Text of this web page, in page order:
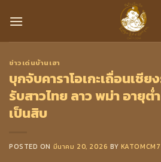
ข่าวเด่นบ้านเฮา
บุกจับคาราโอเกะเถื่อนเชี
รับสาวไทย ลาว พม่า อายุต่
เป็นสิบ
POSTED ON มีนาคม 20, 2026 BY